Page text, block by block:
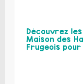
Découvrez
Maison des
Frugeois